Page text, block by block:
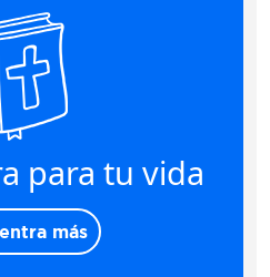
para tu vida
más